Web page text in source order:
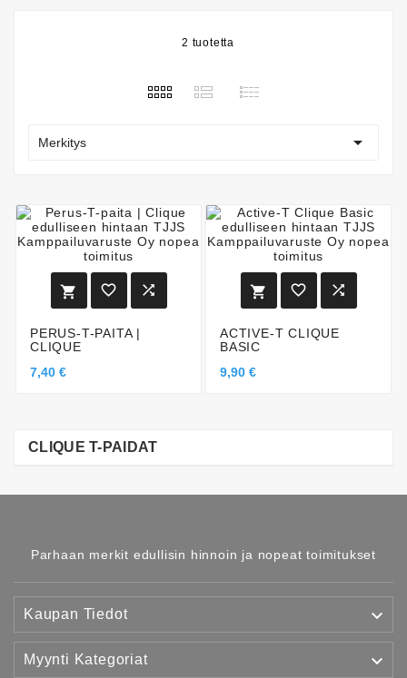
2 tuotetta
Merkitys 
  
PERUS-T-PAITA |
CLIQUE
7,40 €
  
ACTIVE-T CLIQUE
BASIC
9,90 €
CLIQUE T-PAIDAT
Parhaan merkit edullisin hinnoin ja nopeat toimitukset
Kaupan Tiedot 
Myynti Kategoriat 